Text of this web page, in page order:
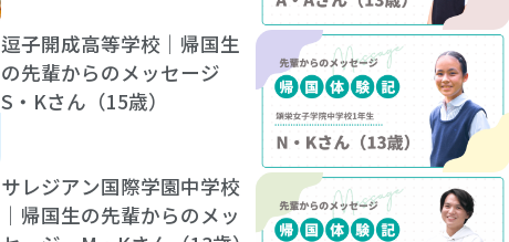
逗子開成高等学校｜帰国生
の先輩からのメッセージ
S・Kさん（15歳）
サレジアン国際学園中学校
｜帰国生の先輩からのメッ